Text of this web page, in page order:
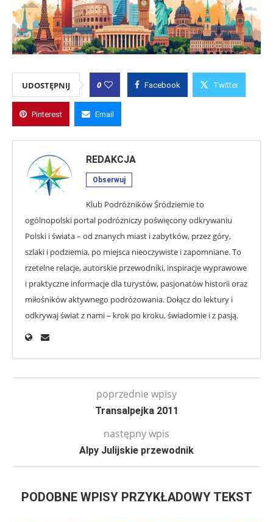
UDOSTĘPNIJ 0 Facebook Twitter
Pinterest Email
REDAKCJA
Obserwuj
Klub Podróżników Śródziemie to
ogólnopolski portal podróżniczy poświęcony odkrywaniu
Polski i świata – od znanych miast i zabytków, przez góry,
szlaki i podziemia, po miejsca nieoczywiste i zapomniane. To
rzetelne relacje, autorskie przewodniki, inspiracje wyprawowe
i praktyczne informacje dla turystów, pasjonatów historii oraz
miłośników aktywnego podróżowania. Dołącz do lektury i
odkrywaj świat z nami – krok po kroku, świadomie i z pasją.
poprzednie wpisy
Transalpejka 2011
następny wpis
Alpy Julijskie przewodnik
PODOBNE WPISY PRZYKŁADOWY TEKST